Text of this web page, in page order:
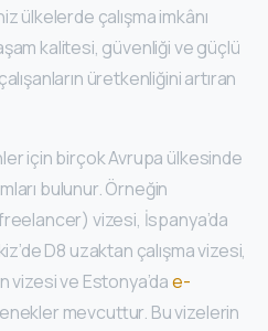
ülkelerde çalışma imkânı
kalitesi, güvenliği ve güçlü
üretkenliğini artıran
için birçok Avrupa ülkesinde
bulunur. Örneğin
vizesi, İspanya’da
D8 uzaktan çalışma vizesi,
vizesi ve Estonya’dae-
mevcuttur. Bu vizelerin